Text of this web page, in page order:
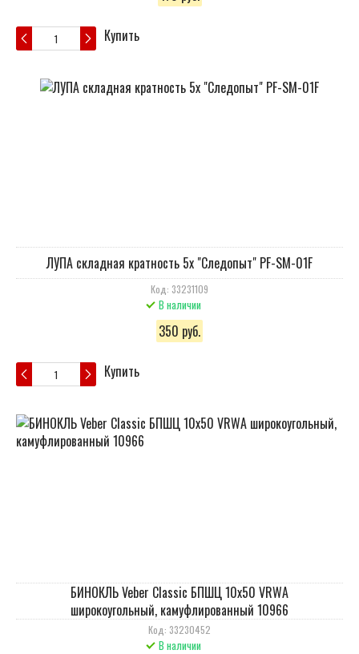
Купить
ЛУПА складная кратность 5х "Следопыт" PF-SM-01F
Код: 33231109
В наличии
350 руб.
Купить
БИНОКЛЬ Veber Classic БПШЦ 10x50 VRWA
широкоугольный, камуфлированный 10966
Код: 33230452
В наличии